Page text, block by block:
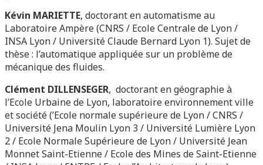
Kévin MARIETTE, doctorant en automatisme au
Laboratoire Ampère (CNRS / Ecole Centrale de Lyon /
INSA Lyon / Université Claude Bernard Lyon 1). Sujet de
thèse : l’automatique appliquée sur un problème de
mécanique des fluides.
Clément DILLENSEGER, doctorant en géographie à
l’Ecole Urbaine de Lyon, laboratoire environnement ville
et société (’Ecole normale supérieure de Lyon / CNRS /
Université Jena Moulin Lyon 3 / Université Lumière Lyon
2 / Ecole Normale Supérieure de Lyon / Université Jean
Monnet Saint-Etienne / Ecole des Mines de Saint-Etienne